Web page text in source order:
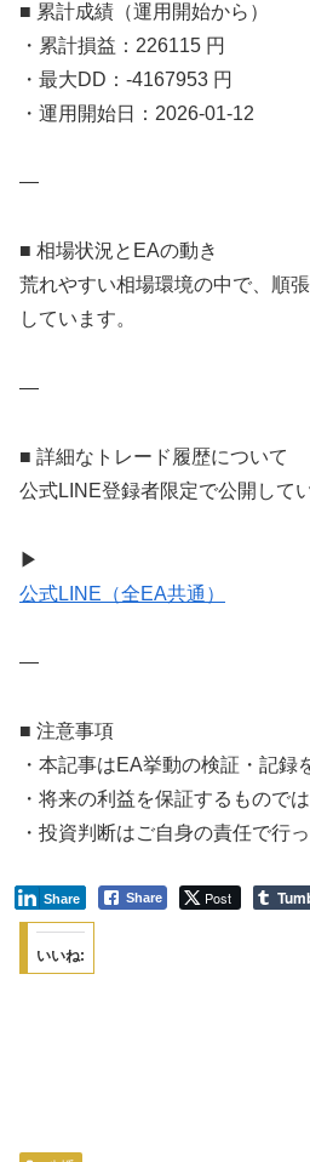
■ 累計成績（運用開始から）
・累計損益：226115 円
・最大DD：-4167953 円
・運用開始日：2026-01-12
—
■ 相場状況とEAの動き
荒れやすい相場環境の中で、順
しています。
—
■ 詳細なトレード履歴について
公式LINE登録者限定で公開して
▶
公式LINE（全EA共通）
—
■ 注意事項
・本記事はEA挙動の検証・記録
・将来の利益を保証するもので
・投資判断はご自身の責任で行
Share Post
Share
いいね: